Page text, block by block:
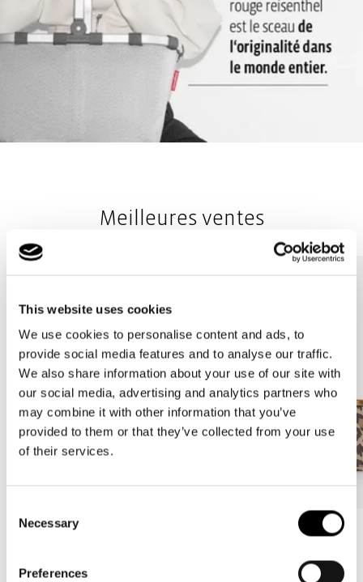
This website uses cookies
We use cookies to personalise content and ads, to
provide social media features and to analyse our traffic.
We also share information about your use of our site with
our social media, advertising and analytics partners who
may combine it with other information that you’ve
provided to them or that they’ve collected from your use
of their services.
Selection
Necessary
Preferences
Meilleures ventes
Bestseller
leo macchiato
Bestseller
leo macchiato